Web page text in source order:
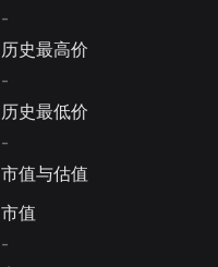
-
历史最高价
-
历史最低价
-
市值与估值
市值
-